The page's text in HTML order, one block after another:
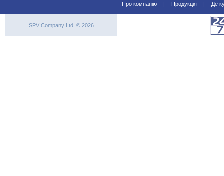
Про компанію | Продукція | Де
SPV Company Ltd. © 2026